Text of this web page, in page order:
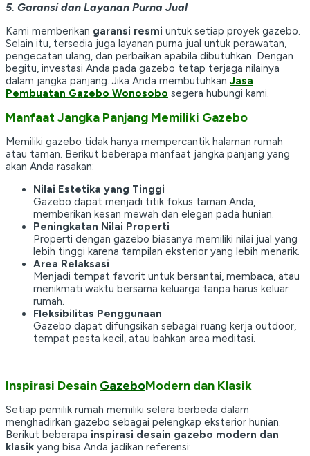
5. Garansi dan Layanan Purna Jual
Kami memberikan garansi resmi untuk setiap proyek gazebo.
Selain itu, tersedia juga layanan purna jual untuk perawatan,
pengecatan ulang, dan perbaikan apabila dibutuhkan. Dengan
begitu, investasi Anda pada gazebo tetap terjaga nilainya
dalam jangka panjang. Jika Anda membutuhkan Jasa
Pembuatan Gazebo Wonosobo segera hubungi kami.
Manfaat Jangka Panjang Memiliki Gazebo
Memiliki gazebo tidak hanya mempercantik halaman rumah
atau taman. Berikut beberapa manfaat jangka panjang yang
akan Anda rasakan:
Nilai Estetika yang Tinggi
Gazebo dapat menjadi titik fokus taman Anda,
memberikan kesan mewah dan elegan pada hunian.
Peningkatan Nilai Properti
Properti dengan gazebo biasanya memiliki nilai jual yang
lebih tinggi karena tampilan eksterior yang lebih menarik.
Area Relaksasi
Menjadi tempat favorit untuk bersantai, membaca, atau
menikmati waktu bersama keluarga tanpa harus keluar
rumah.
Fleksibilitas Penggunaan
Gazebo dapat difungsikan sebagai ruang kerja outdoor,
tempat pesta kecil, atau bahkan area meditasi.
Inspirasi Desain GazeboModern dan Klasik
Setiap pemilik rumah memiliki selera berbeda dalam
menghadirkan gazebo sebagai pelengkap eksterior hunian.
Berikut beberapa inspirasi desain gazebo modern dan
klasik yang bisa Anda jadikan referensi: